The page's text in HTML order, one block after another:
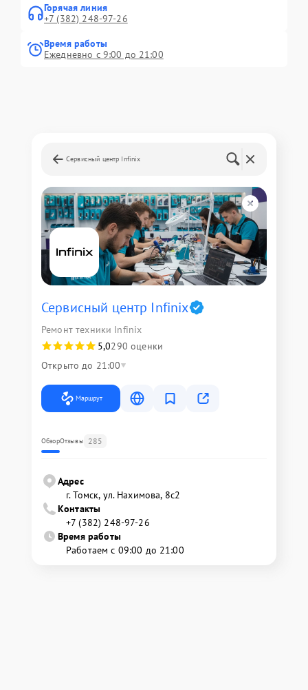
Горячая линия
+7 (382) 248-97-26
Время работы
Ежедневно с 9:00 до 21:00
Сервисный центр Infinix
Сервисный центр Infinix
Ремонт техники Infinix
5,0290 оценки
Открыто до 21:00
Маршрут
ОбзорОтзывы 285
Адрес
г. Томск, ул. Нахимова, 8с2
Контакты
+7 (382) 248-97-26
Время работы
Работаем с 09:00 до 21:00